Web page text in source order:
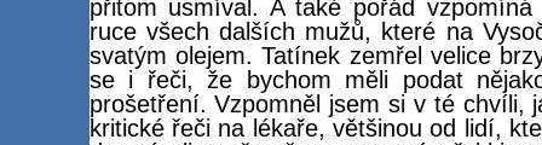
přitom usmíval. A také pořád
ruce všech dalších mužů, které na
svatým olejem. Tatínek zemřel velice
se i řeči, že bychom měli podat
prošetření. Vzpomněl jsem si v té chvíli,
kritické řeči na lékaře, většinou od lidí,